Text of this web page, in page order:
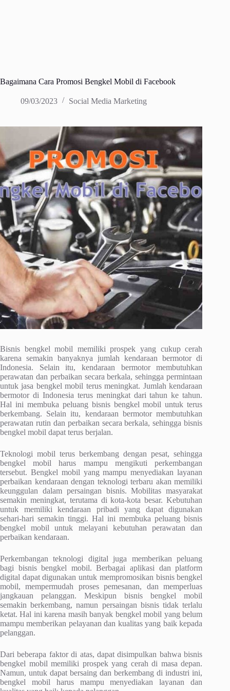
Bagaimana Cara Promosi Bengkel Mobil di Facebook
09/03/2023 Social Media Marketing
Bisnis bengkel mobil memiliki prospek yang cukup cerah
karena semakin banyaknya jumlah kendaraan bermotor di
Indonesia. Selain itu, kendaraan bermotor membutuhkan
perawatan dan perbaikan secara berkala, sehingga permintaan
untuk jasa bengkel mobil terus meningkat. Jumlah kendaraan
bermotor di Indonesia terus meningkat dari tahun ke tahun.
Hal ini membuka peluang bisnis bengkel mobil untuk terus
berkembang. Selain itu, kendaraan bermotor membutuhkan
perawatan rutin dan perbaikan secara berkala, sehingga bisnis
bengkel mobil dapat terus berjalan.
Teknologi mobil terus berkembang dengan pesat, sehingga
bengkel mobil harus mampu mengikuti perkembangan
tersebut. Bengkel mobil yang mampu menyediakan layanan
perbaikan kendaraan dengan teknologi terbaru akan memiliki
keunggulan dalam persaingan bisnis. Mobilitas masyarakat
semakin meningkat, terutama di kota-kota besar. Kebutuhan
untuk memiliki kendaraan pribadi yang dapat digunakan
sehari-hari semakin tinggi. Hal ini membuka peluang bisnis
bengkel mobil untuk melayani kebutuhan perawatan dan
perbaikan kendaraan.
Perkembangan teknologi digital juga memberikan peluang
bagi bisnis bengkel mobil. Berbagai aplikasi dan platform
digital dapat digunakan untuk mempromosikan bisnis bengkel
mobil, mempermudah proses pemesanan, dan memperluas
jangkauan pelanggan. Meskipun bisnis bengkel mobil
semakin berkembang, namun persaingan bisnis tidak terlalu
ketat. Hal ini karena masih banyak bengkel mobil yang belum
mampu memberikan pelayanan dan kualitas yang baik kepada
pelanggan.
Dari beberapa faktor di atas, dapat disimpulkan bahwa bisnis
bengkel mobil memiliki prospek yang cerah di masa depan.
Namun, untuk dapat bersaing dan berkembang di industri ini,
bengkel mobil harus mampu menyediakan layanan dan